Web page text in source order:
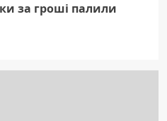
за гроші палили